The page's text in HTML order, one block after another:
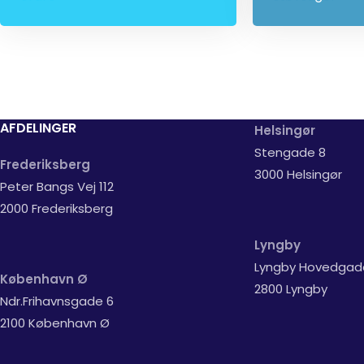
AFDELINGER
Frederiksberg
Peter Bangs Vej 112
2000 Frederiksberg
København Ø
Ndr.Frihavnsgade 6
2100 København Ø
Helsingør
Stengade 8
3000 Helsingør
Lyngby
Lyngby
2800 Lyngby